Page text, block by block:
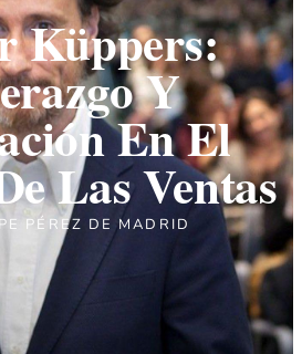
Küppers:
Y
En El
Las Ventas
PÉREZ DE MADRID